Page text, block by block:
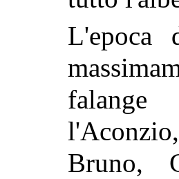
L'epoca
Bruno,